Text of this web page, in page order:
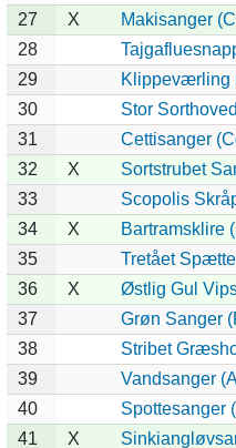
27
X Makisanger
28
29
Klippeværling
30
Stor
31
Cettisanger
32
X Sortstrubet
33
Scopolis
34
X Bartramsklire
35
Tretået
36
X Østlig Gul
37
Grøn Sanger
38
Stribet
39
Vandsanger
40
Spottesanger
41
X